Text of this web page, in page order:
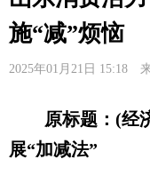
施“减”烦恼
2025年01月21日 15:18
原标题：(经济
展“加减法”